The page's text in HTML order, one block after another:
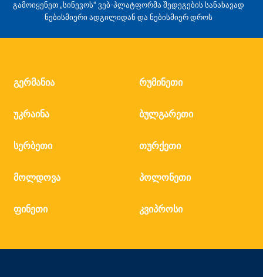
გამოიყენეთ „სინევოს“ ვებ-პლატფორმა შედეგების სანახავად
ნებისმიერი ადგილიდან და ნებისმიერ დროს
გერმანია რუმინეთი
უკრაინა ბულგარეთი
სერბეთი თურქეთი
მოლდოვა პოლონეთი
ფინეთი კვიპროსი